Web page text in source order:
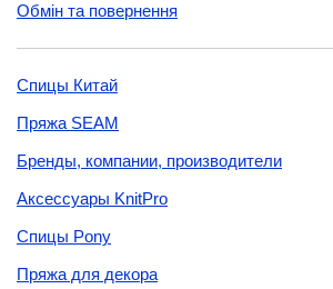
Обмін та повернення
Спицы Китай
Пряжа SEAM
Бренды, компании, производители
Аксессуары KnitPro
Спицы Pony
Пряжа для декора